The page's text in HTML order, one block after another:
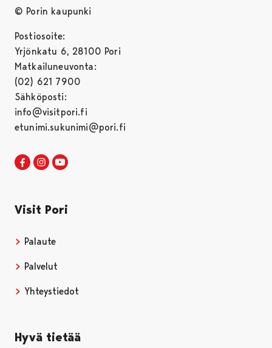
© Porin kaupunki
Postiosoite:
Yrjönkatu 6, 28100 Pori
Matkailuneuvonta:
(02) 621 7900
Sähköposti:
info@visitpori.fi
etunimi.sukunimi@pori.fi
Visit Pori Facebookissa
Avautuu uudessa välilehdessä
Visit Pori Instagrammissa
Avautuu uudessa välilehdessä
Visit Pori
Palaute
Palvelut
Yhteystiedot
Hyvä tietää